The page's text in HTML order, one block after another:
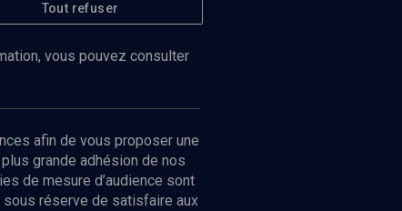
Tout refuser
vous pouvez consulter
afin de vous proposer une
grande adhésion de nos
de mesure d’audience sont
sous réserve de satisfaire aux